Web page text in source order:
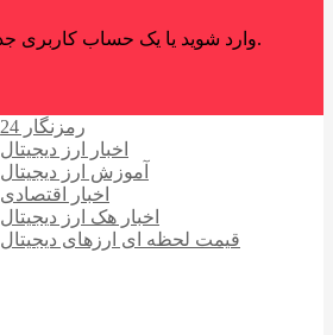
وارد شوید یا یک حساب کاربری جدید ایجاد کنید.
رمزنگار 24
اخبار ارز دیجیتال
آموزش ارز دیجیتال
اخبار اقتصادی
اخبار هک ارز دیجیتال
قیمت لحظه ای ارزهای دیجیتال